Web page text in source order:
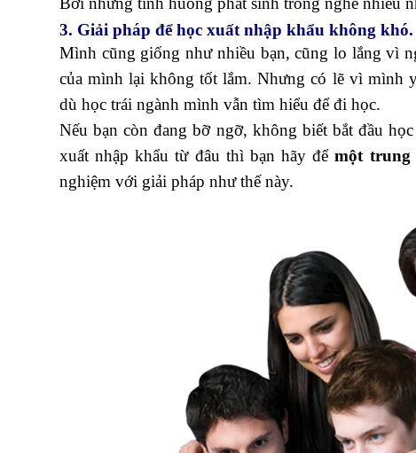
3. Giải pháp để học xuất nhập khẩu không khó.
Mình cũng giống như nhiều bạn, cũng lo lắng vì
của mình lại không tốt lắm. Nhưng có lẽ vì mình
dù học trái ngành mình vẫn tìm hiểu để đi học.
Nếu bạn còn đang bỡ ngỡ, không biết bắt đầu
xuất nhập khẩu từ đâu thì bạn hãy đểmột trung
nghiệm với giải pháp như thế này.